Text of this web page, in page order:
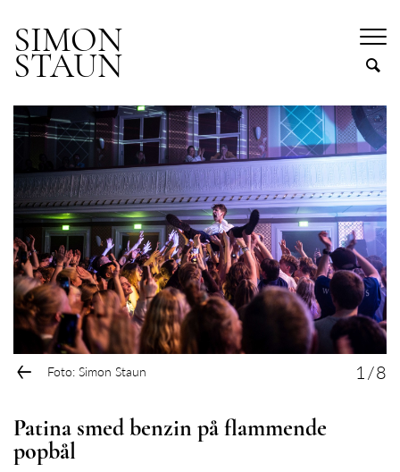
SIMON
STAUN
← Foto: Simon Staun 1 /8
Patina smed benzin på flammende
popbål